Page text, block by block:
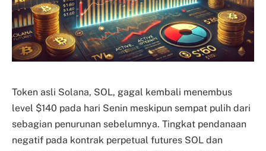
Token asli Solana, SOL, gagal kembali menembus
level $140 pada hari Senin meskipun sempat pulih dari
sebagian penurunan sebelumnya. Tingkat pendanaan
negatif pada kontrak perpetual futures SOL dan